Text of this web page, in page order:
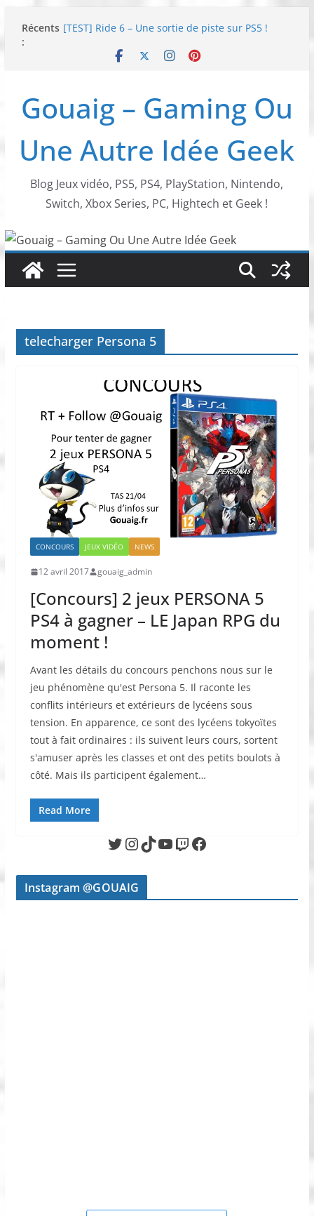
Récents
:
[TEST] Ride 6 – Une sortie de piste sur PS5 !
NEOGEO AES+ : La légende de l’arcade est de
SWITCH 2 : Nouveaux accessoires Turtle Beach X
Gouaig – Gaming Ou
Une Autre Idée Geek
Blog Jeux vidéo, PS5, PS4, PlayStation, Nintendo,
Switch, Xbox Series, PC, Hightech et Geek !
telecharger Persona 5
CONCOURS JEUX VIDÉO NEWS
12 avril 2017 gouaig_admin
[Concours] 2 jeux PERSONA 5
PS4 à gagner – LE Japan RPG du
moment !
Avant les détails du concours penchons nous sur le
jeu phénomène qu'est Persona 5. Il raconte les
conflits intérieurs et extérieurs de lycéens sous
tension. En apparence, ce sont des lycéens tokyoïtes
tout à fait ordinaires : ils suivent leurs cours, sortent
s'amuser après les classes et ont des petits boulots à
côté. Mais ils participent également…
Read More
Twitter InstagramTikTok YouTube Twitch Facebook
Instagram @GOUAIG